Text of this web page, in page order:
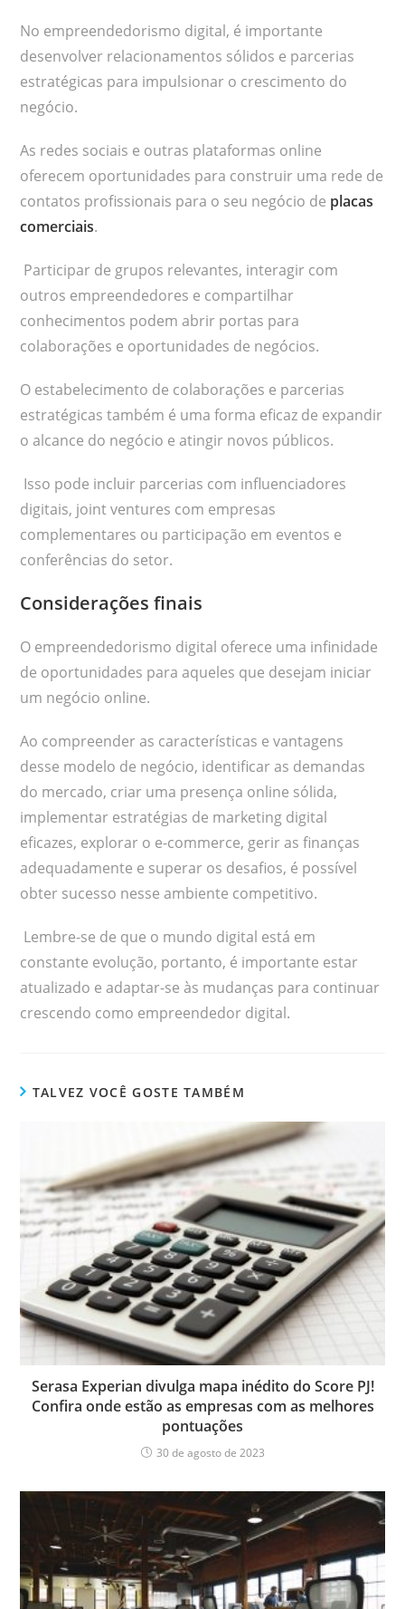
No empreendedorismo digital, é importante
desenvolver relacionamentos sólidos e parcerias
estratégicas para impulsionar o crescimento do
negócio.
As redes sociais e outras plataformas online
oferecem oportunidades para construir uma rede de
contatos profissionais para o seu negócio de placas
comerciais.
Participar de grupos relevantes, interagir com
outros empreendedores e compartilhar
conhecimentos podem abrir portas para
colaborações e oportunidades de negócios.
O estabelecimento de colaborações e parcerias
estratégicas também é uma forma eficaz de expandir
o alcance do negócio e atingir novos públicos.
Isso pode incluir parcerias com influenciadores
digitais, joint ventures com empresas
complementares ou participação em eventos e
conferências do setor.
Considerações finais
O empreendedorismo digital oferece uma infinidade
de oportunidades para aqueles que desejam iniciar
um negócio online.
Ao compreender as características e vantagens
desse modelo de negócio, identificar as demandas
do mercado, criar uma presença online sólida,
implementar estratégias de marketing digital
eficazes, explorar o e-commerce, gerir as finanças
adequadamente e superar os desafios, é possível
obter sucesso nesse ambiente competitivo.
Lembre-se de que o mundo digital está em
constante evolução, portanto, é importante estar
atualizado e adaptar-se às mudanças para continuar
crescendo como empreendedor digital.
TALVEZ VOCÊ GOSTE TAMBÉM
Serasa Experian divulga mapa inédito do Score PJ!
Confira onde estão as empresas com as melhores
pontuações
30 de agosto de 2023